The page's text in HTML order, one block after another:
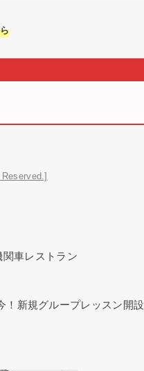
車レストラン
！新規グループレッスン開設